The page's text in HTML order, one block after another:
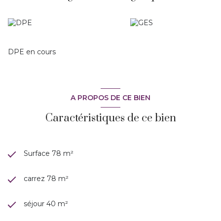
A visiter rapidement. Faibles charges.
Votre contact: Florence SOLDANO, EI Agent commercial
DPE en cours
A PROPOS DE CE BIEN
Caractéristiques de ce bien
Surface 78 m²
carrez 78 m²
séjour 40 m²